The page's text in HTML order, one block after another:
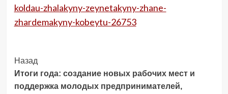
koldau-zhalakyny-zeynetakyny-zhane-
zhardemakyny-kobeytu-26753
Post
Navigation
Назад
Итоги года: создание новых рабочих мест и
поддержка молодых предпринимателей,